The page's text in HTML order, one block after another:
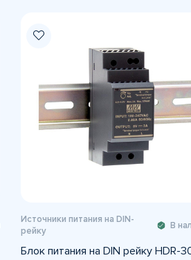
Источники питания на DIN-
рейку
В
Блок питания на DIN рейку HDR-